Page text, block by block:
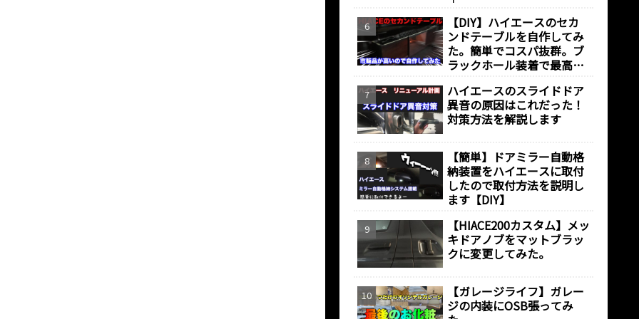
【DIY】ハイエースのセカ
ンドテーブルを自作してみ
た。簡単でコスパ抜群。ブ
ラックホール装着で最高の
ハイエースのスライドドア
異音の原因はこれだった！
対策方法を解説します
【簡単】ドアミラー自動格
納装置をハイエースに取付
したので取付方法を説明し
ます【DIY】
【HIACE200カスタム】メッ
キドアノブをマットブラッ
クに変更してみた。
【ガレージライフ】ガレー
ジの内装にOSB張ってみ